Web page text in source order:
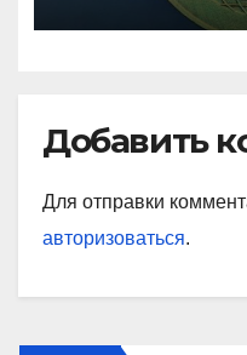
Добавить
Для отправки
авторизоваться.